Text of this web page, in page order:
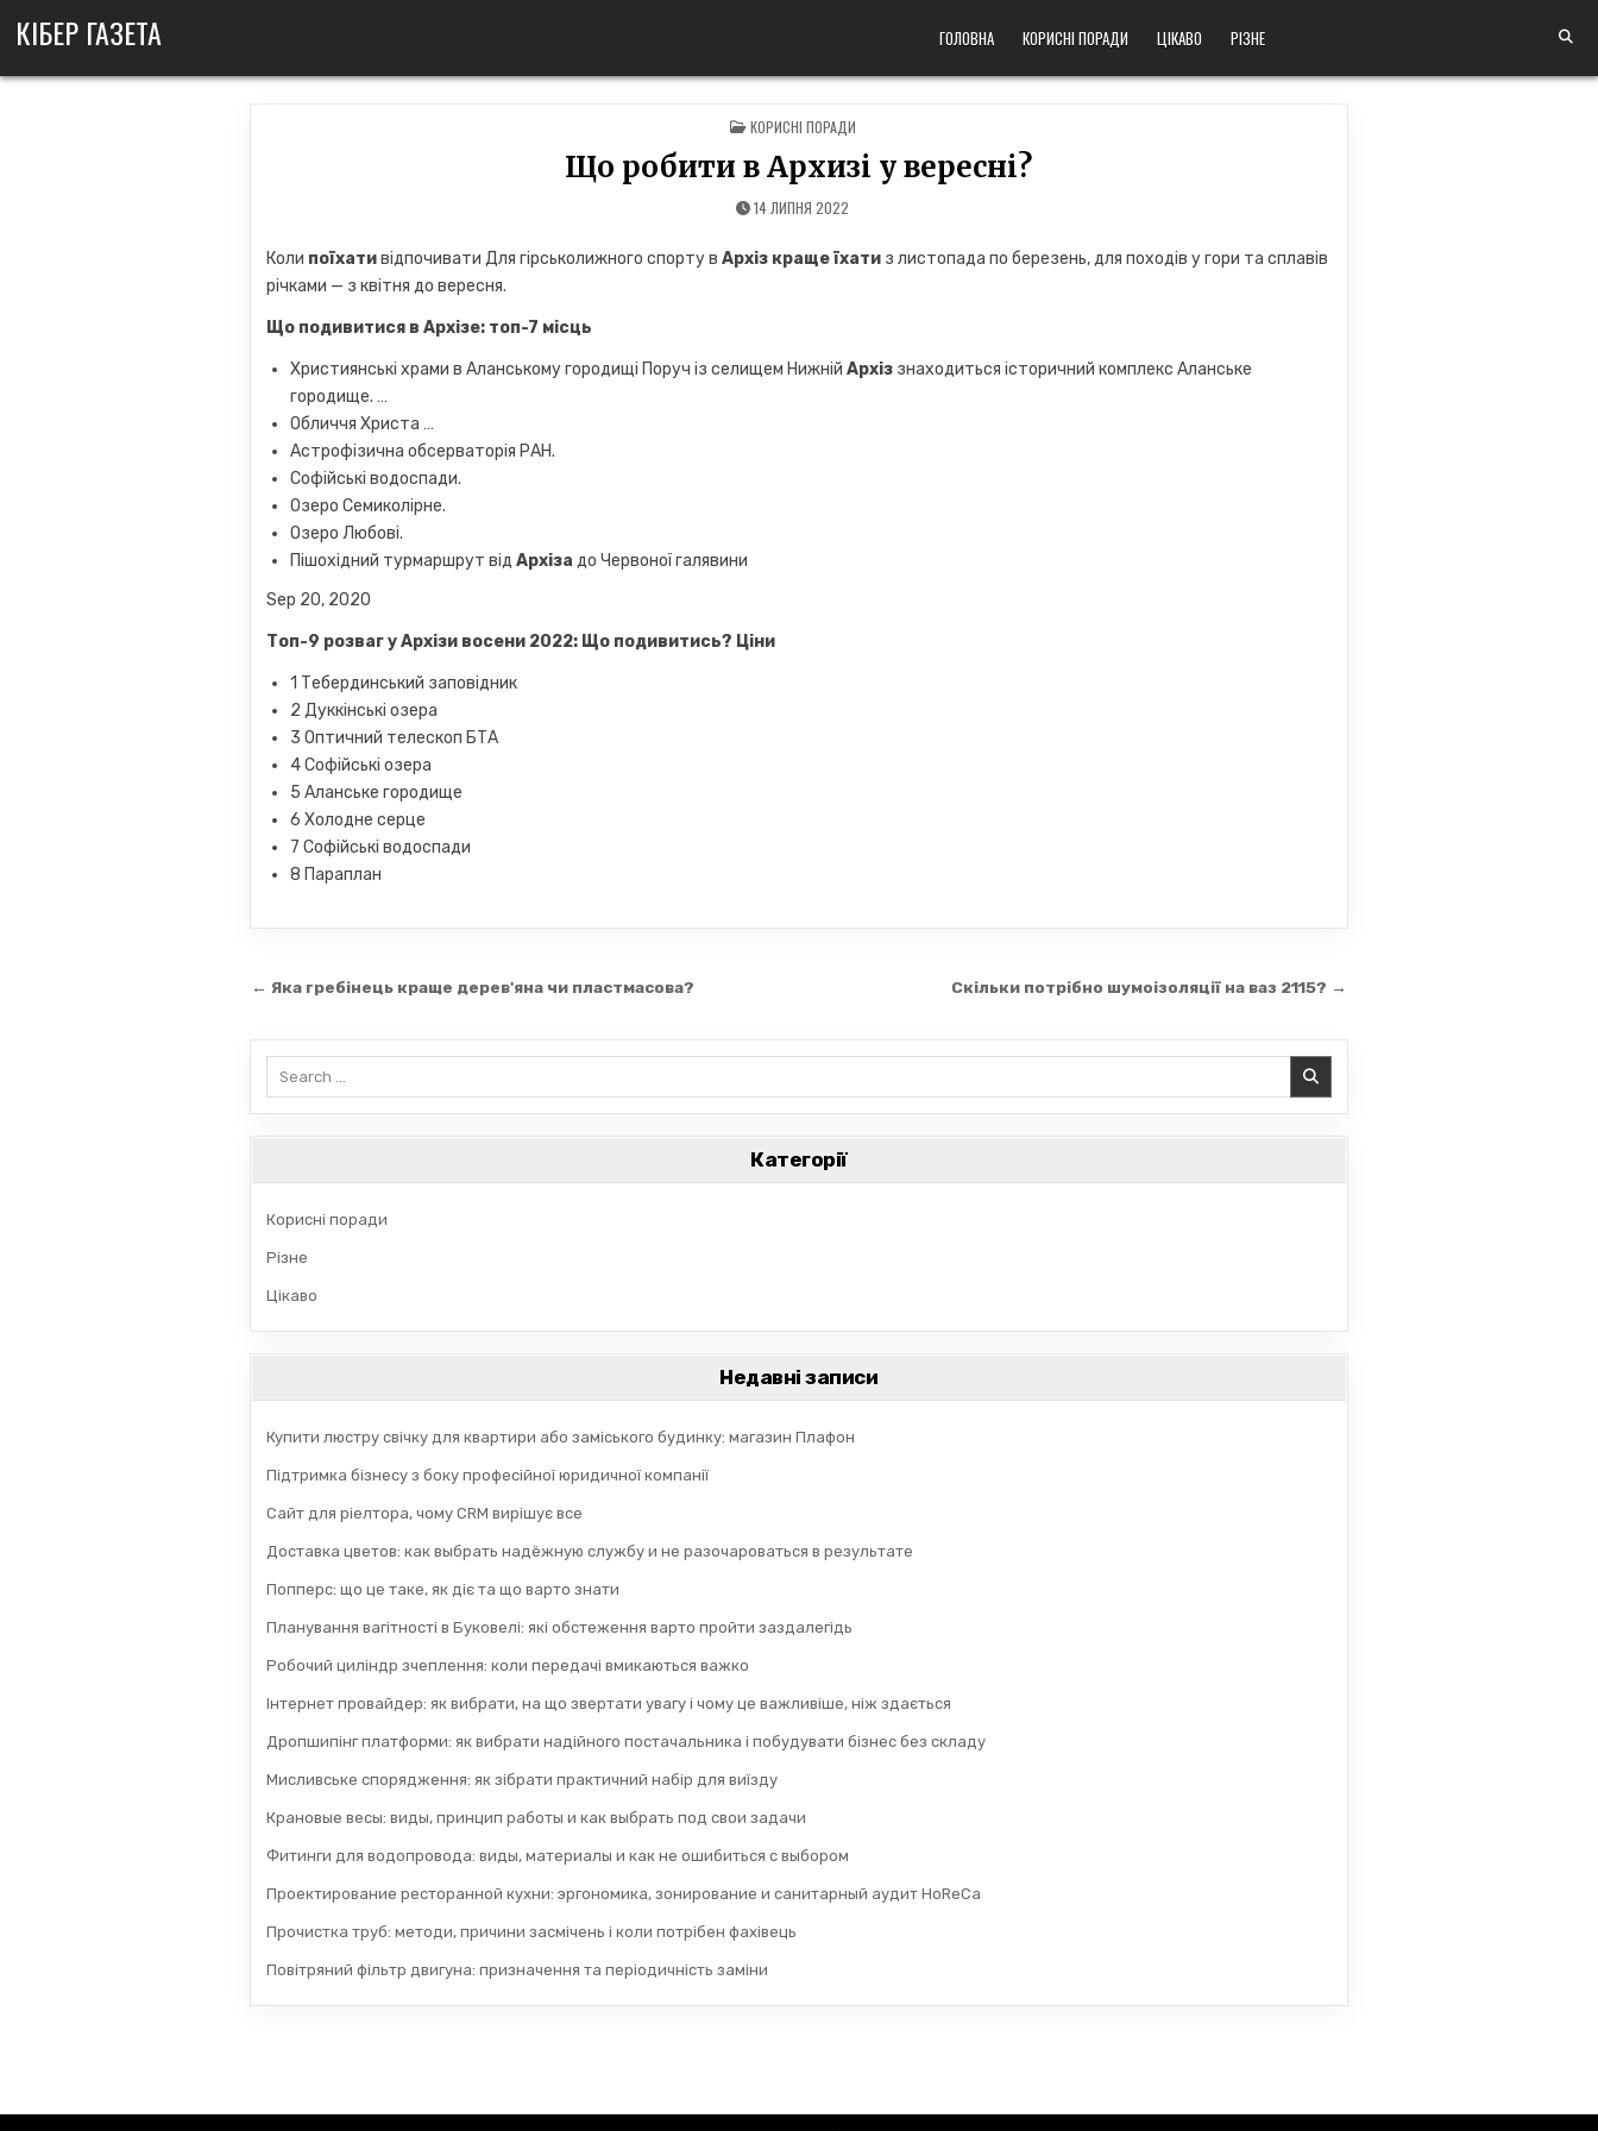
КІБЕР ГАЗЕТА ГОЛОВНА КОРИСНІ ПОРАДИ ЦІКАВО РІЗНЕ
POSTED
IN
КОРИСНІ ПОРАДИ
Що робити в Архизі у вересні?
14 ЛИПНЯ 2022
Коли поїхативідпочивати Для гірськолижного спорту в Архіз краще їхати з листопада по березень, для походів у гори та сплавів
річками — з квітня до вересня.
Що подивитися в Архізе: топ-7 місць
Християнські храми в Аланському городищі Поруч із селищем Нижній Архіз знаходиться історичний комплекс Аланське
городище. …
Обличчя Христа …
Астрофізична обсерваторія РАН.
Софійські водоспади.
Озеро Семиколірне.
Озеро Любові.
Пішохідний турмаршрут від Архіза до Червоної галявини
Sep 20, 2020
Топ-9 розваг уАрхізи восени 2022: Що подивитись? Ціни
1 Тебердинський заповідник
2 Дуккінські озера
3 Оптичний телескоп БТА
4 Софійські озера
5 Аланське городище
6 Холодне серце
7 Софійські водоспади
8 Параплан
Навігація Скільки потрібно шумоізоляції на ваз 2115? →
← Яка гребінець краще дерев'яна чи пластмасова?
Категорії
Корисні поради
Різне
Цікаво
Недавні записи
Купити люстру свічку для квартири або заміського будинку: магазин Плафон
Підтримка бізнесу з боку професійної юридичної компанії
Сайт для ріелтора, чому CRM вирішує все
Доставка цветов: как выбрать надёжную службу и не разочароваться в результате
Попперс: що це таке, як діє та що варто знати
Планування вагітності в Буковелі: які обстеження варто пройти заздалегідь
Робочий циліндр зчеплення: коли передачі вмикаються важко
Інтернет провайдер: як вибрати, на що звертати увагу і чому це важливіше, ніж здається
Дропшипінг платформи: як вибрати надійного постачальника і побудувати бізнес без складу
Мисливське спорядження: як зібрати практичний набір для виїзду
Крановые весы: виды, принцип работы и как выбрать под свои задачи
Фитинги для водопровода: виды, материалы и как не ошибиться с выбором
Проектирование ресторанной кухни: эргономика, зонирование и санитарный аудит HoReCa
Прочистка труб: методи, причини засмічень і коли потрібен фахівець
Повітряний фільтр двигуна: призначення та періодичність заміни